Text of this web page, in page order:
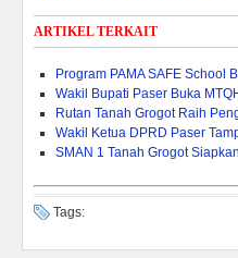
ARTIKEL TERKAIT
Program PAMA SAFE School
Wakil Bupati Paser Buka
Rutan Tanah Grogot Raih
Wakil Ketua DPRD Paser
SMAN 1 Tanah Grogot
Tags: